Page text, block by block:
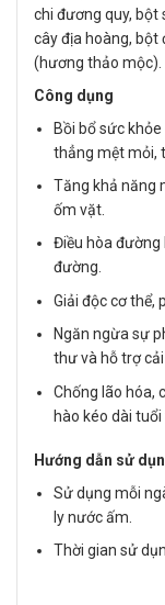
chi đương quy, bột
cây địa hoàng, bột
(hương thảo mộc).
Công dụng
Bồi bổ sức
thẳng mệt mỏi,
Tăng khả năng
ốm vặt.
Điều hòa đường
đường.
Giải độc cơ thể,
Ngăn ngừa sự
thư và hỗ trợ
Chống lão hóa,
hào kéo dài tuổi
Hướng dẫn sử
Sử dụng mỗi
ly nước ấm.
Thời gian sử